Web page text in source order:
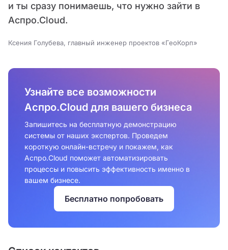
и ты сразу понимаешь, что нужно зайти в
Аспро.Cloud.
Ксения Голубева, главный инженер проектов «ГеоКорп»
Узнайте все возможности
Аспро.Cloud для вашего бизнеса
Запишитесь на бесплатную демонстрацию
системы от наших экспертов. Проведем
короткую онлайн-встречу и покажем, как
Аспро.Cloud поможет автоматизировать
процессы и повысить эффективность именно в
вашем бизнесе.
Бесплатно попробовать